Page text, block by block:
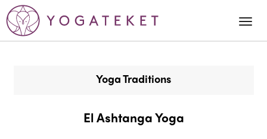
Yoga Traditions
El Ashtanga Yoga